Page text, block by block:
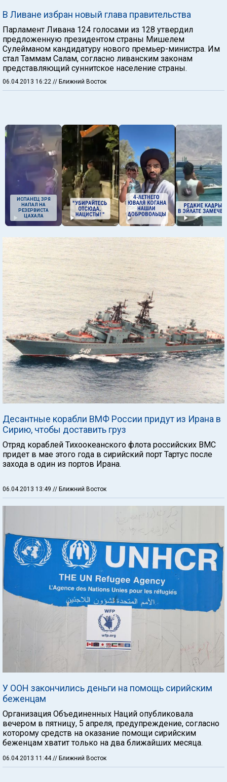
В Ливане избран новый глава правительства
Парламент Ливана 124 голосами из 128 утвердил
предложенную президентом страны Мишелем
Сулейманом кандидатуру нового премьер-министра. Им
стал Таммам Салам, согласно ливанским законам
представляющий суннитское население страны.
06.04.2013 16:22 // Ближний Восток
ИСПАНЕЦ ЗРЯ
НАПАЛ НА
РЕЗЕРВИСТА
ЦАХАЛА
Десантные корабли ВМФ России придут из Ирана в
Сирию, чтобы доставить груз
Отряд кораблей Тихоокеанского флота российских ВМС
придет в мае этого года в сирийский порт Тартус после
захода в один из портов Ирана.
06.04.2013 13:49 // Ближний Восток
У ООН закончились деньги на помощь сирийским
беженцам
Организация Объединенных Наций опубликовала
вечером в пятницу, 5 апреля, предупреждение, согласно
которому средств на оказание помощи сирийским
беженцам хватит только на два ближайших месяца.
06.04.2013 11:44 // Ближний Восток